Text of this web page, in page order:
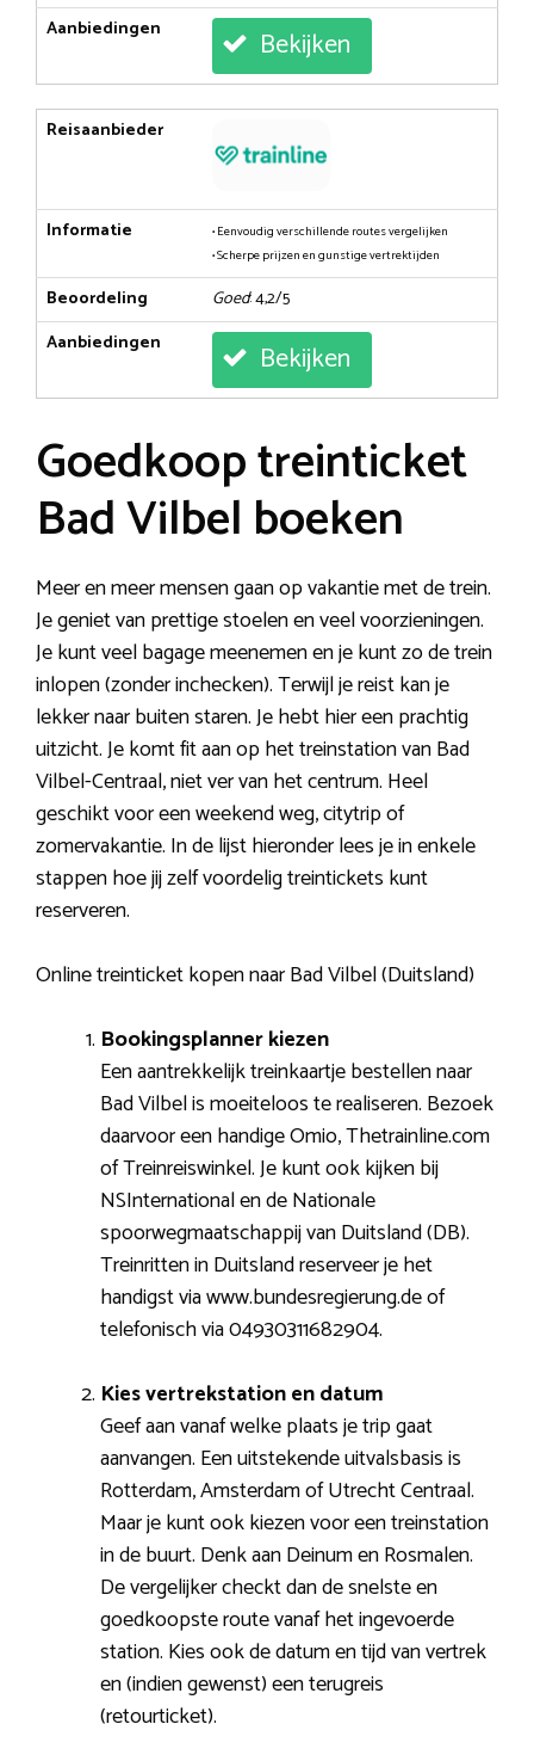
Aanbiedingen
Bekijken
Reisaanbieder
Informatie
• Eenvoudig verschillende routes vergelijken
• Scherpe prijzen en gunstige vertrektijden
Beoordeling Goed: 4,2/5
Aanbiedingen
Bekijken
Goedkoop treinticket
Bad Vilbel boeken
Meer en meer mensen gaan op vakantie met de trein.
Je geniet van prettige stoelen en veel voorzieningen.
Je kunt veel bagage meenemen en je kunt zo de trein
inlopen (zonder inchecken). Terwijl je reist kan je
lekker naar buiten staren. Je hebt hier een prachtig
uitzicht. Je komt fit aan op het treinstation van Bad
Vilbel-Centraal, niet ver van het centrum. Heel
geschikt voor een weekend weg, citytrip of
zomervakantie. In de lijst hieronder lees je in enkele
stappen hoe jij zelf voordelig treintickets kunt
reserveren.
Online treinticket kopen naar Bad Vilbel (Duitsland)
Bookingsplanner kiezen
Een aantrekkelijk treinkaartje bestellen naar
Bad Vilbel is moeiteloos te realiseren. Bezoek
daarvoor een handige Omio, Thetrainline.com
of Treinreiswinkel. Je kunt ook kijken bij
NSInternational en de Nationale
spoorwegmaatschappij van Duitsland (DB).
Treinritten in Duitsland reserveer je het
handigst via www.bundesregierung.de of
telefonisch via 04930311682904.
Kies vertrekstation en datum
Geef aan vanaf welke plaats je trip gaat
aanvangen. Een uitstekende uitvalsbasis is
Rotterdam, Amsterdam of Utrecht Centraal.
Maar je kunt ook kiezen voor een treinstation
in de buurt. Denk aan Deinum en Rosmalen.
De vergelijker checkt dan de snelste en
goedkoopste route vanaf het ingevoerde
station. Kies ook de datum en tijd van vertrek
en (indien gewenst) een terugreis
(retourticket).